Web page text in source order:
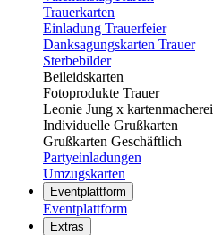
Trauerkarten
Einladung Trauerfeier
Danksagungskarten Trauer
Sterbebilder
Beileidskarten
Fotoprodukte Trauer
Leonie Jung x kartenmacherei
Individuelle Grußkarten
Grußkarten Geschäftlich
Partyeinladungen
Umzugskarten
Eventplattform
Eventplattform
Extras